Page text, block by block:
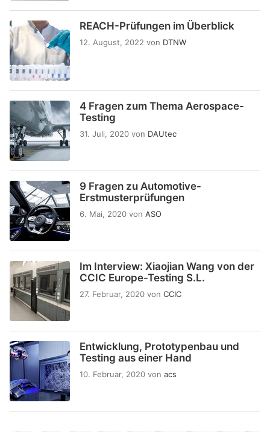
REACH-Prüfungen im Überblick
12. August, 2022 von DTNW
4 Fragen zum Thema Aerospace-
Testing
31. Juli, 2020 von DAUtec
9 Fragen zu Automotive-
Erstmusterprüfungen
6. Mai, 2020 von ASO
Im Interview: Xiaojian Wang von der
CCIC Europe-Testing S.L.
27. Februar, 2020 von CCIC
Entwicklung, Prototypenbau und
Testing aus einer Hand
10. Februar, 2020 von acs